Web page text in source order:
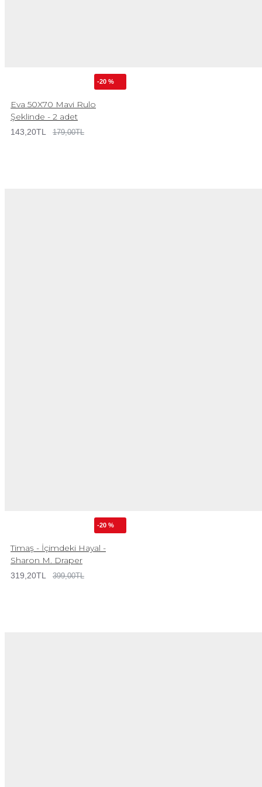
-20 %
Eva 50X70 Mavi Rulo
Şeklinde - 2 adet
143,20TL 179,00TL
-20 %
Timaş - İçimdeki Hayal -
Sharon M. Draper
319,20TL 399,00TL